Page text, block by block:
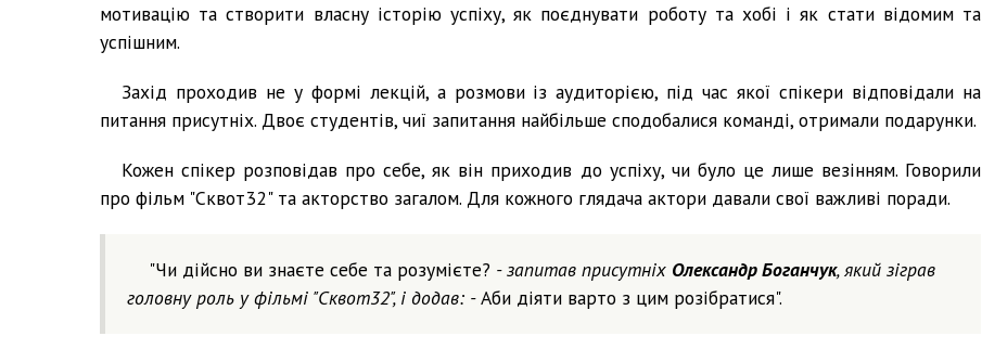
мотивацію та створити власну історію успіху, як поєднувати роботу та хобі і як стати відомим та
успішним.
Захід проходив не у формі лекцій, а розмови із аудиторією, під час якої спікери відповідали на
питання присутніх. Двоє студентів, чиї запитання найбільше сподобалися команді, отримали подарунки.
Кожен спікер розповідав про себе, як він приходив до успіху, чи було це лише везінням. Говорили
про фільм "Сквот32" та акторство загалом. Для кожного глядача актори давали свої важливі поради.
"Чи дійсно ви знаєте себе та розумієте? - запитав присутніх Олександр Боганчук, який зіграв
головну роль у фільмі "Сквот32", і додав: -Аби діяти варто з цим розібратися".